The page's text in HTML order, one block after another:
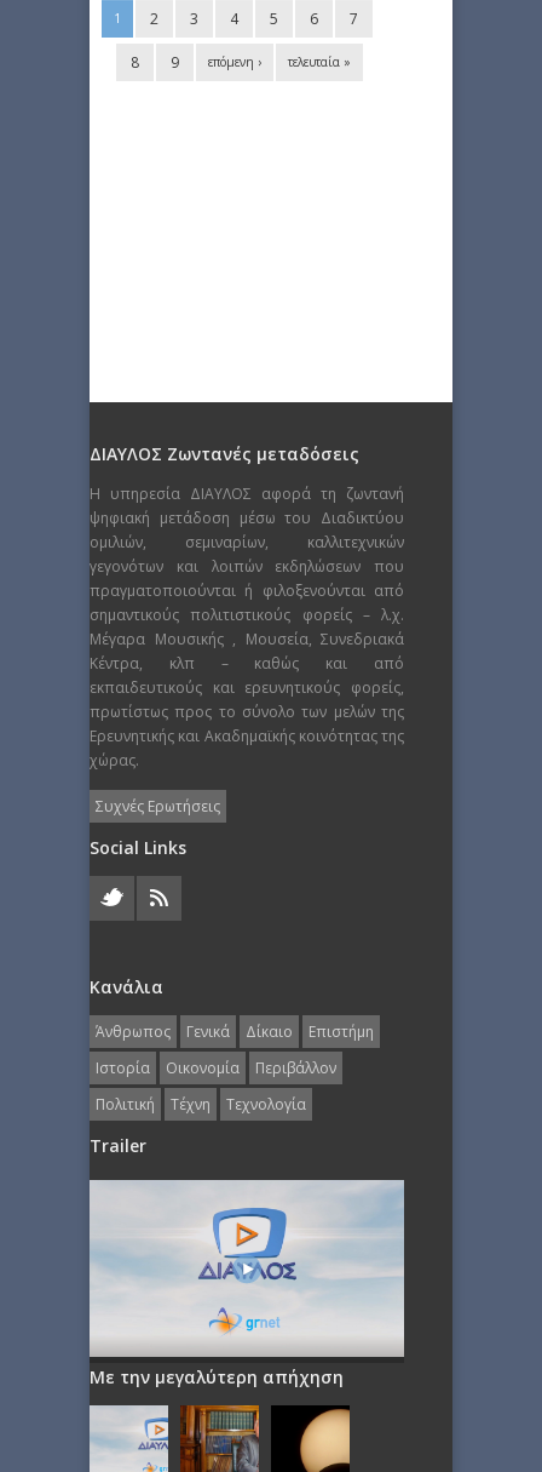
1 2 3 4 5 6 7
8 9 επόμενη › τελευταία »
ΔΙΑΥΛΟΣ Ζωντανές μεταδόσεις
Η υπηρεσία ΔΙΑΥΛΟΣ αφορά τη ζωντανή
ψηφιακή μετάδοση μέσω του Διαδικτύου
ομιλιών, σεμιναρίων, καλλιτεχνικών
γεγονότων και λοιπών εκδηλώσεων που
πραγματοποιούνται ή φιλοξενούνται από
σημαντικούς πολιτιστικούς φορείς – λ.χ.
Μέγαρα Μουσικής , Μουσεία, Συνεδριακά
Κέντρα, κλπ – καθώς και από
εκπαιδευτικούς και ερευνητικούς φορείς,
πρωτίστως προς το σύνολο των μελών της
Ερευνητικής και Ακαδημαϊκής κοινότητας της
χώρας.
Συχνές Ερωτήσεις
Social Links
Κανάλια
Άνθρωπος Γενικά Δίκαιο
Επιστήμη
Ιστορία
Οικονομία
Περιβάλλον
Πολιτική
Τέχνη Τεχνολογία
Trailer
Με την μεγαλύτερη απήχηση